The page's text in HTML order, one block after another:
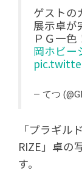
ゲストの
展示卓が
ＰＧ一色
岡ホビー
— てつ
「プラギル
RIZE」卓の
す。